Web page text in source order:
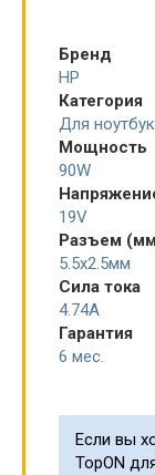
Бренд
HP
Категория
Для
Мощность
90W
19V
Разъем
5.5x2.5мм
Сила тока
4.74A
Гарантия
6 мес.
Если вы
TopON